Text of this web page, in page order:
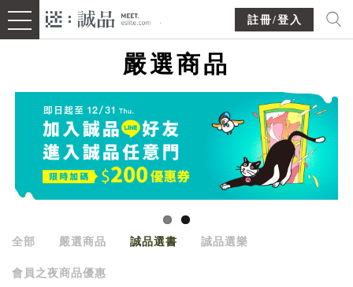
註冊/登入
嚴選商品
全部 嚴選商品 誠品選書 誠品選樂
會員之夜商品優惠